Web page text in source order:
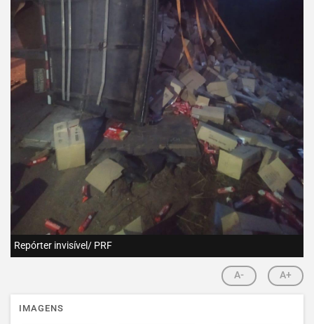
Repórter invisível/ PRF
A- A+
IMAGENS